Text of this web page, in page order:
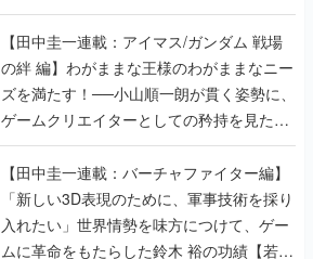
【田中圭一連載：アイマス/ガンダム 戦場
の絆 編】わがままな王様のわがままなニー
ズを満たす！──小山順一朗が貫く姿勢に、
ゲームクリエイターとしての矜持を見た
【若ゲのいたり最終回】
【田中圭一連載：バーチャファイター編】
「新しい3D表現のために、軍事技術を採り
入れたい」世界情勢を味方につけて、ゲー
ムに革命をもたらした鈴木 裕の功績【若ゲ